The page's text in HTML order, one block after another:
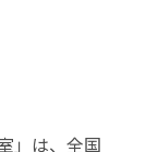
」は、全国